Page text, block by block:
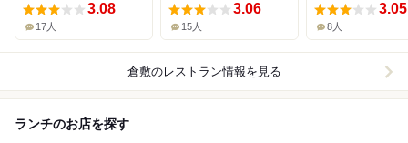
3.08
17人
3.06
15人
3.05
8人
倉敷のレストラン情報を見る
ランチのお店を探す